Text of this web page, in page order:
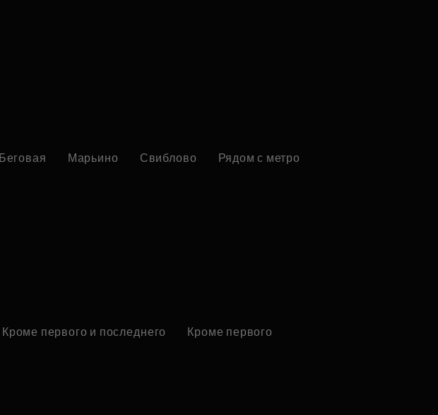
Беговая Марьино Свиблово Рядом с метро
Кроме первого и последнего Кроме первого